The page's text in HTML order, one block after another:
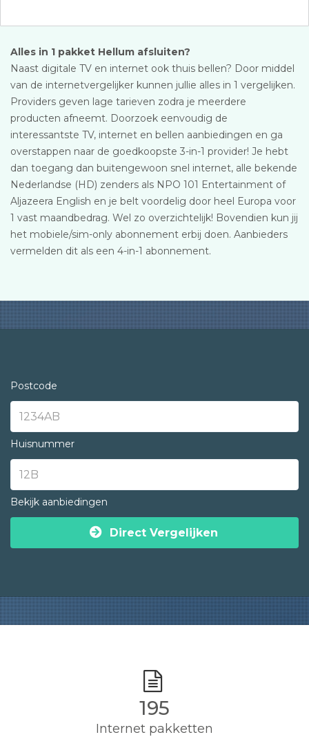
Alles in 1 pakket Hellum afsluiten?
Naast digitale TV en internet ook thuis bellen? Door middel
van de internetvergelijker kunnen jullie alles in 1 vergelijken.
Providers geven lage tarieven zodra je meerdere
producten afneemt. Doorzoek eenvoudig de
interessantste TV, internet en bellen aanbiedingen en ga
overstappen naar de goedkoopste 3-in-1 provider! Je hebt
dan toegang dan buitengewoon snel internet, alle bekende
Nederlandse (HD) zenders als NPO 101 Entertainment of
Aljazeera English en je belt voordelig door heel Europa voor
1 vast maandbedrag. Wel zo overzichtelijk! Bovendien kun jij
het mobiele/sim-only abonnement erbij doen. Aanbieders
vermelden dit als een 4-in-1 abonnement.
Postcode
Huisnummer
Bekijk aanbiedingen
Direct Vergelijken
195
Internet pakketten